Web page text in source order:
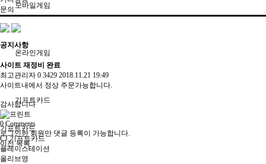
모바일게임
온라인게임
기프트카드
기프트카드
CJ 기프트카드
플레이스테이션
올리브영
문의
공지사항
사이트 재정비 완료
최고관리자 0 3429 2018.11.21 19:49
사이트내에서 정상 주문가능합니다.
감사합니다
0 Comments
로그인한 회원만 댓글 등록이 가능합니다.
이전 목록